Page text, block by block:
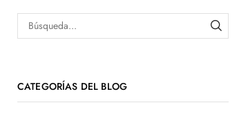
CATEGORÍAS DEL BLOG